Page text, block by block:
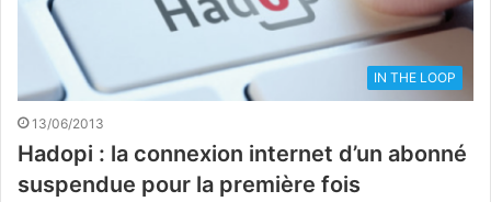
IN THE LOOP
13/06/2013
Hadopi : la connexion internet d’un abonné
suspendue pour la première fois